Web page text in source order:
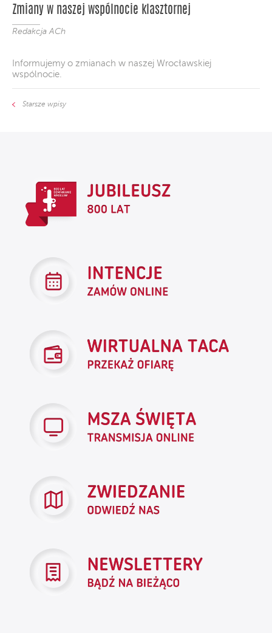
Zmiany w naszej wspólnocie klasztornej
Redakcja ACh
Informujemy o zmianach w naszej Wrocławskiej
wspólnocie.
Starsze wpisy